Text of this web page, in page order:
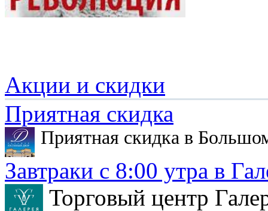
Акции и скидки
Приятная скидка
Приятная скидка в
Завтраки с 8:00 утра в
Торговый центр